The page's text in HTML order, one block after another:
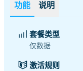
功能 说明
套餐类型
仅数据
激活规则